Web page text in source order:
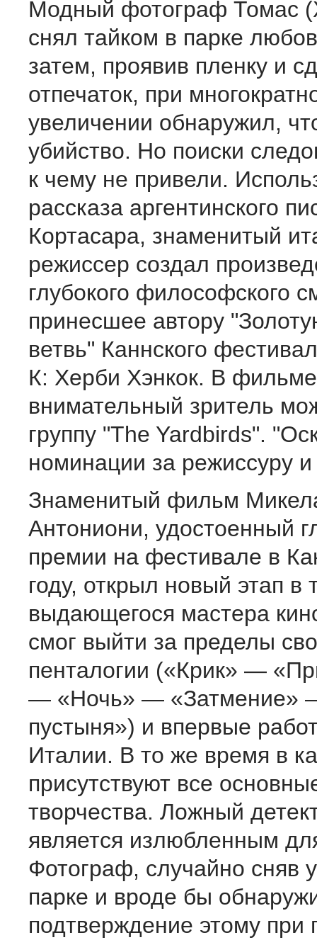
Модный фотограф Томас
снял тайком в парке
затем, проявив пленку и
отпечаток, при
увеличении обнаружил,
убийство. Но поиски
к чему не привели.
рассказа аргентинского
Кортасара, знаменитый
режиссер создал
глубокого философского
принесшее автору
ветвь" Каннского
К: Херби Хэнкок. В фильме
внимательный зритель
группу "The Yardbirds".
номинации за режиссуру
Знаменитый фильм
Антониони, удостоенный
премии на фестивале в
году, открыл новый этап в
выдающегося мастера
смог выйти за пределы
пенталогии («Крик» —
— «Ночь» — «Затмение»
пустыня») и впервые
Италии. В то же время в
присутствуют все
творчества. Ложный
является излюбленным
Фотограф, случайно сняв
парке и вроде бы
подтверждение этому